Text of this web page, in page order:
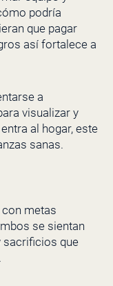
podría
que pagar
así fortalece a
a
visualizar y
al hogar, este
sanas.
metas
se sientan
que